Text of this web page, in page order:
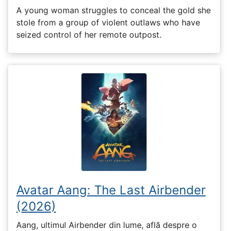
A young woman struggles to conceal the gold she
stole from a group of violent outlaws who have
seized control of her remote outpost.
Avatar Aang: The Last Airbender
(2026)
Aang, ultimul Airbender din lume, află despre o